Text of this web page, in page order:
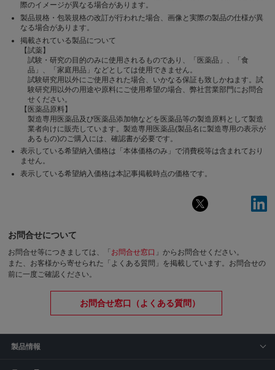
際のイメージが異なる場合があります。
製品規格・包装規格の改訂が行われた場合、画像と実際の製品の仕様が異
なる場合があります。
掲載されている製品について
【試薬】
試験・研究の目的のみに使用されるものであり、「医薬品」、「食
品」、「家庭用品」などとしては使用できません。
試験研究用以外にご使用された場合、いかなる保証も致しかねます。試
験研究用以外の用途や原料にご使用希望の場合、弊社営業部門にお問合
せください。
【医薬品原料】
製造専用医薬品及び医薬品添加物などを医薬品等の製造原料として製造
業者向けに販売しています。製造専用医薬品(製品名に製造専用の表示が
あるもの)のご購入には、確認書が必要です。
表示している希望納入価格は「本体価格のみ」で消費税等は含まれており
ません。
表示している希望納入価格は本記事掲載時点の価格です。
お問合せについて
お問合せ等につきましては、「 お問合せ窓口 」からお問合せください。
また、お客様から寄せられた「よくある質問」を掲載しています。お問合せの
前に一度ご確認ください。
お問合せ窓口（よくある質問）
製品情報